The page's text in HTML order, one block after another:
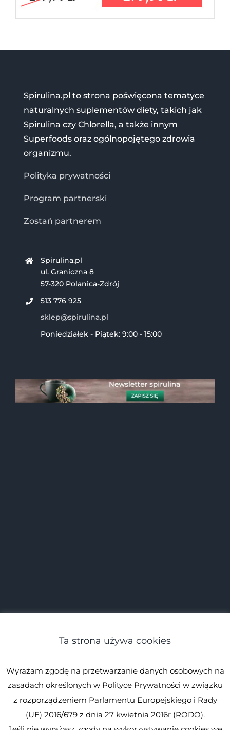
Spirulina.pl to strona poświęcona tematyce
naturalnych suplementów diety, takich jak
Spirulina czy Chlorella, a także innym
Superfoods oraz ogólnopojętego zdrowia
organizmu.
Polityka prywatności
Program partnerski
Zostań partnerem
Spirulina.pl
ul. Graniczna 8
57-320 Polanica-Zdrój
513 776 925
sklep@spirulina.pl
Poniedziałek - Piątek: 9:00 - 15:00
Ta strona używa cookies
Wyrażam zgodę na przetwarzanie danych osobowych na
zasadach określonych w Polityce Prywatności w związku
z rozporządzeniem Parlamentu Europejskiego i Rady
(UE) 2016/679 z dnia 27 kwietnia 2016r (RODO).